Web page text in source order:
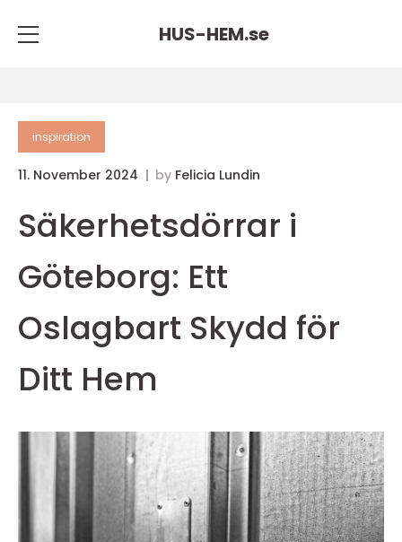
HUS-HEM.se
inspiration
11. November 2024 by Felicia Lundin
Säkerhetsdörrar i
Göteborg: Ett
Oslagbart Skydd för
Ditt Hem